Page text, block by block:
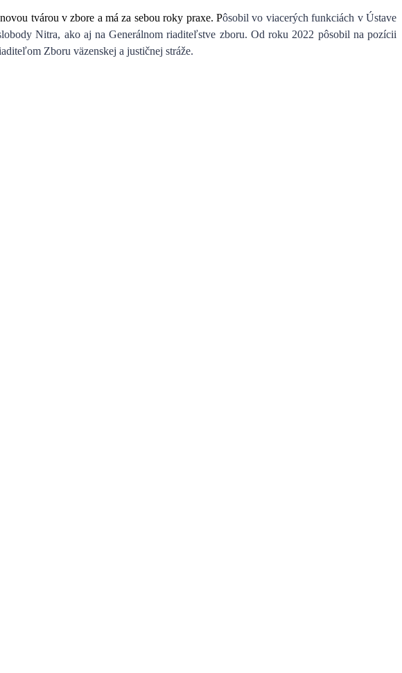
tvárou v zbore a má za sebou roky praxe. Pôsobil vo viacerých funkciách v Ústave
Nitra, ako aj na Generálnom riaditeľstve zboru. Od roku 2022 pôsobil na pozícii
Zboru väzenskej a justičnej stráže.